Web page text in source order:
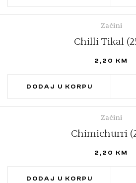
Začini
Chilli Tikal
2,20 KM
DODAJ U KORPU
Začini
Chimichurri
2,20 KM
DODAJ U KORPU